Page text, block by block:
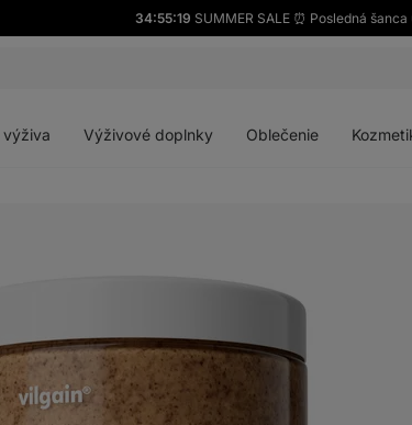
34:55:18 SUMMER SALE ⏰ Posledná
výživa Výživové doplnky Oblečenie